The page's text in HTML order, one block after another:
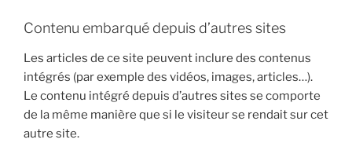
Contenu embarqué depuis d’autres sites
Les articles de ce site peuvent inclure des contenus
intégrés (par exemple des vidéos, images, articles…).
Le contenu intégré depuis d’autres sites se comporte
de la même manière que si le visiteur se rendait sur cet
autre site.